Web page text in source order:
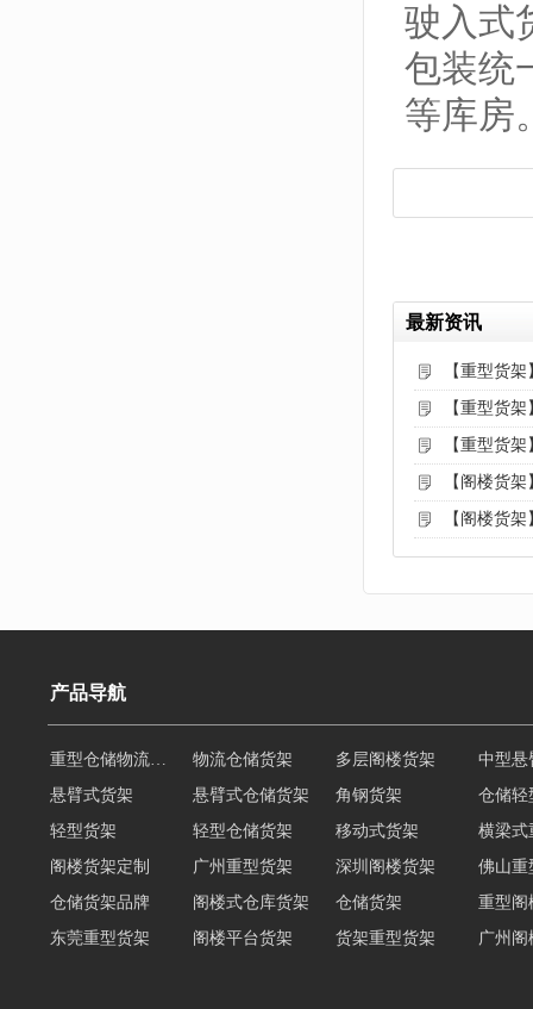
驶入式
包装统
等库房
最新资讯
【重型货
【重型货
【重型货
【阁楼货
【阁楼货
产品导航
悬臂式货架 悬臂式仓储货架 角钢货架
仓储轻
轻型货架
轻型仓储货架 移动式货架
横梁
阁楼货架定制
广州重型货架 深圳阁楼货架
佛山重
仓储货架品牌
阁楼式仓库货架 仓储货架
重型
东莞重型货架
阁楼平台货架 货架重型货架
广州阁
工字钢阁楼货架
窄巷式托盘货架 重型仓储货架
轻量型